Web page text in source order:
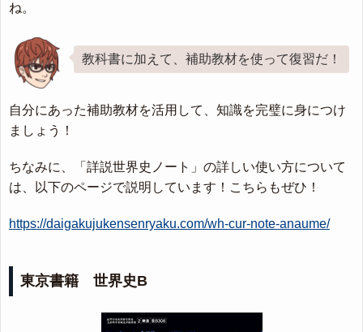
ね。
教科書に加えて、補助教材を使って復習だ！
自分にあった補助教材を活用して、知識を完璧に身につけ
ましょう！
ちなみに、「詳説世界史ノート」の詳しい使い方について
は、以下のページで説明しています！こちらもぜひ！
https://daigakujukensenryaku.com/wh-cur-note-anaume/
東京書籍 世界史B